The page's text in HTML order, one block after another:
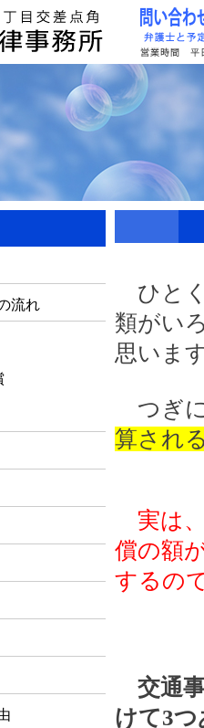
流れ
ひと
類がい
思いま
つぎ
算され
実は
償の額
するの
交通事
けて3